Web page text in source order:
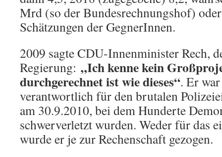
Mrd (so der Bundesrechnungshof)
Schätzungen der GegnerInnen.
2009 sagte CDU-Innenminister Rech,
Regierung: „Ich kenne kein
durchgerechnet ist wie dieses“. Er
verantwortlich für den brutalen
am 30.9.2010, bei dem Hunderte
schwerverletzt wurden. Weder für das
wurde er je zur Rechenschaft gezogen.